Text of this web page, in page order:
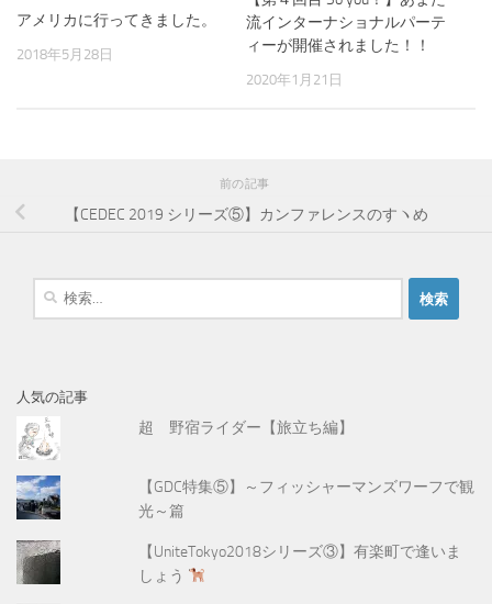
アメリカに行ってきました。
2018年5月28日
流インターナショナルパーテ
ィーが開催されました！！
2020年1月21日
前の記事
【CEDEC 2019 シリーズ⑤】カンファレンスのすヽめ
検
人気の記事
超 野宿ライダー【旅立ち編】
【GDC特集⑤】～フィッシャーマンズワーフで観
光～篇
【UniteTokyo2018シリーズ③】有楽町で逢いま
しょう